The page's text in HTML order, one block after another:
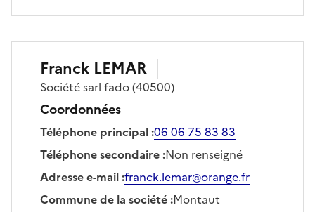
Franck LEMAR
Sociétésarl fado(40500)
Coordonnées
Téléphone principal:06 06 75 83 83
Téléphone secondaire:Non renseigné
Adresse e-mail:franck.lemar@orange.fr
Commune de la société:Montaut